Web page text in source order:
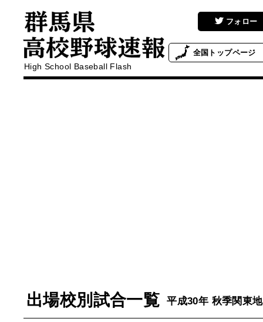
High School Baseball Flash
フォロー
全国 トップページ
出場校別試合一覧 平成30年 秋季関東